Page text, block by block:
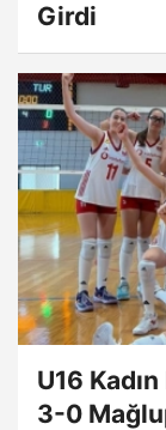
Girdi
U16
3-0